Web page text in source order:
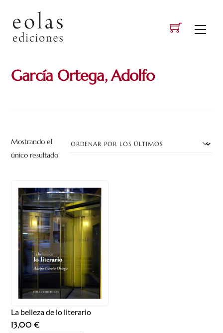
content
García Ortega, Adolfo
Mostrando el
único resultado
La belleza de lo literario
13,00€